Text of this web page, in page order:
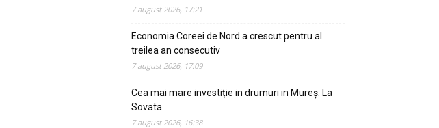
7 august 2026, 17:21
Economia Coreei de Nord a crescut pentru al
treilea an consecutiv
7 august 2026, 17:09
Cea mai mare investiție in drumuri in Mureș: La
Sovata
7 august 2026, 16:38